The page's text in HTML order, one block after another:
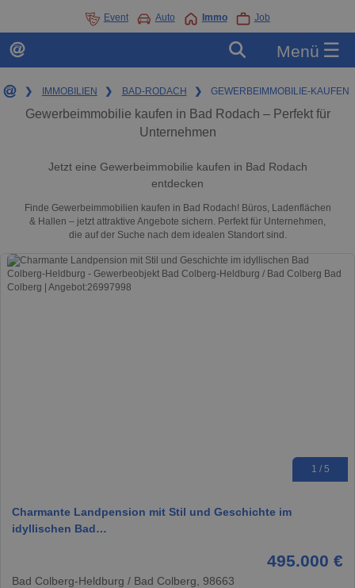
Event Auto Immo Job
Menü ☰
❯ IMMOBILIEN ❯ BAD-RODACH ❯ GEWERBEIMMOBILIE-KAUFEN
Gewerbeimmobilie kaufen in Bad Rodach – Perfekt für
Unternehmen
Jetzt eine Gewerbeimmobilie kaufen in Bad Rodach
entdecken
Finde Gewerbeimmobilien kaufen in Bad Rodach! Büros, Ladenflächen
& Hallen – jetzt attraktive Angebote sichern. Perfekt für Unternehmen,
die auf der Suche nach dem idealen Standort sind.
1 / 5
Charmante Landpension mit Stil und Geschichte im
idyllischen Bad…
495.000 €
Bad Colberg-Heldburg / Bad Colberg, 98663